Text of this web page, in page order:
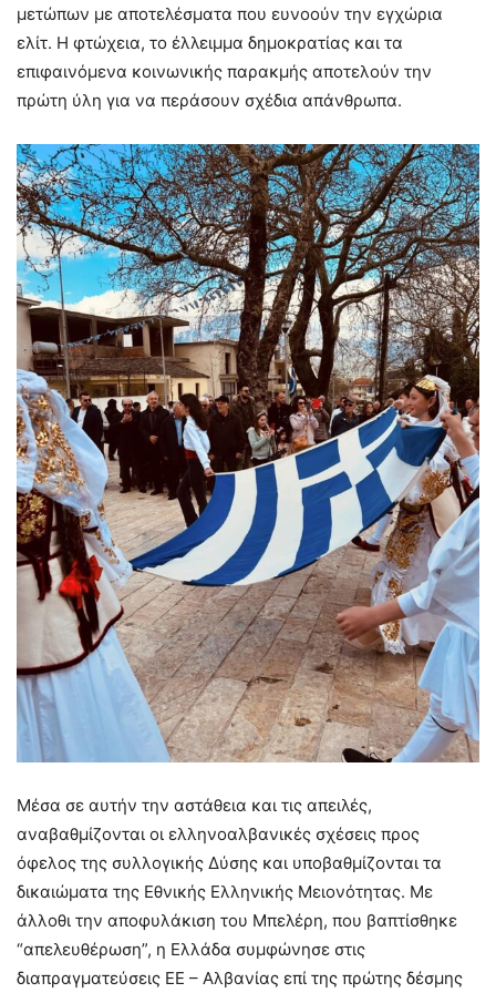
μετώπων με αποτελέσματα που ευνοούν την εγχώρια
ελίτ. Η φτώχεια, το έλλειμμα δημοκρατίας και τα
επιφαινόμενα κοινωνικής παρακμής αποτελούν την
πρώτη ύλη για να περάσουν σχέδια απάνθρωπα.
Μέσα σε αυτήν την αστάθεια και τις απειλές,
αναβαθμίζονται οι ελληνοαλβανικές σχέσεις προς
όφελος της συλλογικής Δύσης και υποβαθμίζονται τα
δικαιώματα της Εθνικής Ελληνικής Μειονότητας. Με
άλλοθι την αποφυλάκιση του Μπελέρη, που βαπτίσθηκε
“απελευθέρωση”, η Ελλάδα συμφώνησε στις
διαπραγματεύσεις ΕΕ – Αλβανίας επί της πρώτης δέσμης